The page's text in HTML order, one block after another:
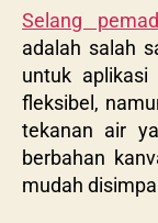
Selang
adalah salah
untuk
fleksibel,
tekanan air
berbahan
mudah